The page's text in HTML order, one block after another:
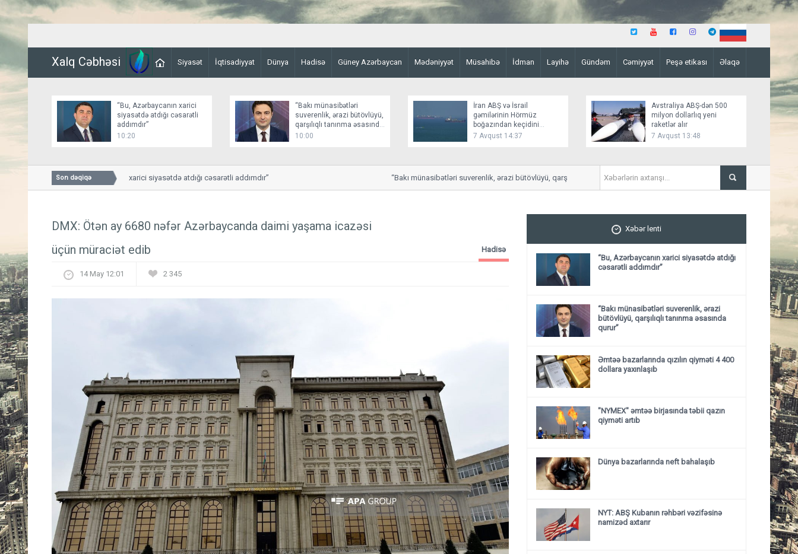
Xalq Cəbhəsi Siyasət İqtisadiyyat Dünya Hadisə Güney Azərbaycan Mədəniyyət Müsahibə İdman Layihə Gündəm Cəmiyyət Peşə etikası Əlaqə
“Bu, Azərbaycanın xarici
siyasətdə atdığı cəsarətli
addımdır”
10:20
“Bakı münasibətləri
suverenlik, ərazi bütövlüyü,
qarşılıqlı tanınma əsasında
qurur”
10:00
İran ABŞ və İsrail
gəmilərinin Hörmüz
boğazından keçidini
bağlayır
7 Avqust 14:37
Avstraliya ABŞ-dən 500
milyon dollarlıq yeni
raketlər alır
7 Avqust 13:48
Son dəqiqə
“Bu, Azərbaycanın xarici siyasətdə atdığı cəsarətli addımdır” “Bakı münasibətləri suverenlik, ərazi bütövlüyü, qarşılıqlı tanınma əsasında qurur” Əmtəə bazarlarında
DMX: Ötən ay 6680 nəfər Azərbaycanda daimi yaşama icazəsi
üçün müraciət edib
Hadisə
14 May 12:01 2 345
Xəbər lenti
“Bu, Azərbaycanın xarici siyasətdə atdığı
cəsarətli addımdır”
“Bakı münasibətləri suverenlik, ərazi
bütövlüyü, qarşılıqlı tanınma əsasında
qurur”
Əmtəə bazarlarında qızılın qiyməti 4 400
dollara yaxınlaşıb
"NYMEX" əmtəə birjasında təbii qazın
qiyməti artıb
Dünya bazarlarında neft bahalaşıb
NYT: ABŞ Kubanın rəhbəri vəzifəsinə
namizəd axtarır